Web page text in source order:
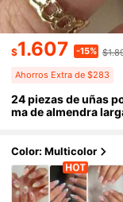
$1.607 -15%
Ahorros Extra de $283
24 piezas de uñas
ma de almendra
va de doble cara y 1
de uñas de verano
Color: Multicolor